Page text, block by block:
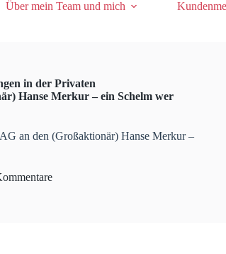
Über mein Team und mich
in der Privaten
Hanse Merkur – ein Schelm wer
an den (Großaktionär) Hanse Merkur –